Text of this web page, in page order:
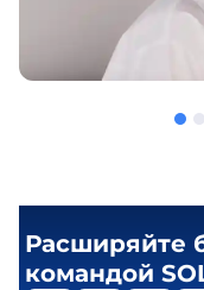
Расширяйте
командой